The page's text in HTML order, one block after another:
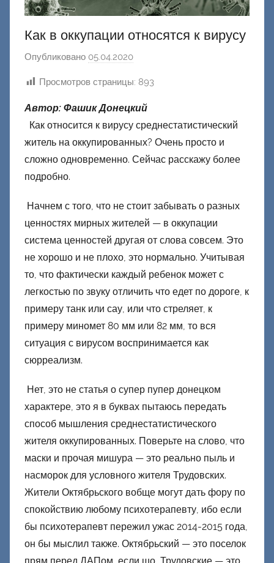
Как в оккупации относятся к вирусу
Опубликовано 05.04.2020
т
о
о
н
е
ц
к
и
Просмотров страницы: 893
Автор: Фашик Донецкий
Как относится к вирусу среднестатистический
житель на оккупированных? Очень просто и
сложно одновременно. Сейчас расскажу более
подробно.
Начнем с того, что не стоит забывать о разных
ценностях мирных жителей — в оккупации
система ценностей другая от слова совсем. Это
не хорошо и не плохо, это нормально. Учитывая
то, что фактически каждый ребенок может с
легкостью по звуку отличить что едет по дороге, к
примеру танк или сау, или что стреляет, к
примеру миномет 80 мм или 82 мм, то вся
ситуация с вирусом воспринимается как
сюрреализм.
Нет, это не статья о супер пупер донецком
характере, это я в буквах пытаюсь передать
способ мышления среднестатистического
жителя оккупированных. Поверьте на слово, что
маски и прочая мишура — это реально пыль и
насморок для условного жителя Трудовских.
Жители Октябрьского вобще могут дать фору по
спокойствию любому психотерапевту, ибо если
бы психотерапевт пережил ужас 2014-2015 года,
он бы мыслил также. Октябрьский — это поселок
прям перед ДАПом, если шо, Трудовские — это